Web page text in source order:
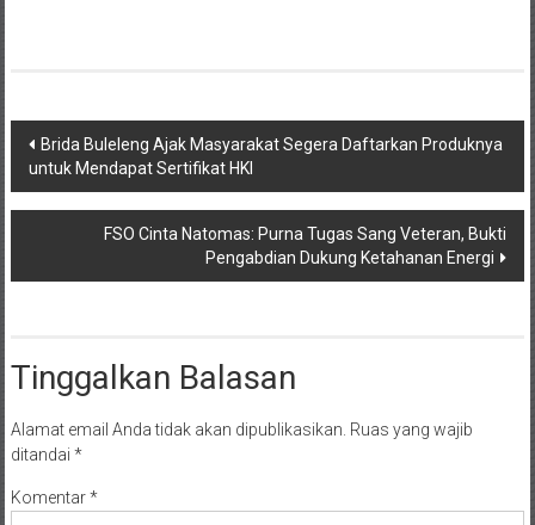
Navigasi
pos
Brida Buleleng Ajak Masyarakat Segera Daftarkan Produknya
untuk Mendapat Sertifikat HKI
FSO Cinta Natomas: Purna Tugas Sang Veteran, Bukti
Pengabdian Dukung Ketahanan Energi
Tinggalkan Balasan
Alamat email Anda tidak akan dipublikasikan. Ruas yang wajib
ditandai *
Komentar*